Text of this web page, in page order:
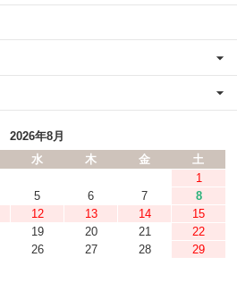
2026年8月
水 木 金
土
1
5 6 7
8
12 13 14
15
19 20 21
22
26 27 28
29